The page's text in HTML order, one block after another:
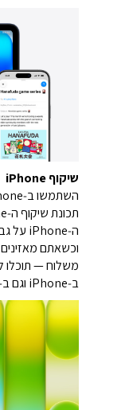
שיקוף iPhone
השתמשו ב‑iPhone ישירות מהמחשב שלכם.
ה‑iPhone על גבי תצוגת ה‑MacBook Neo.
וכשאתם
משלוח — תוכלו
ב‑iPhone וגם ב‑Mac שלכם.